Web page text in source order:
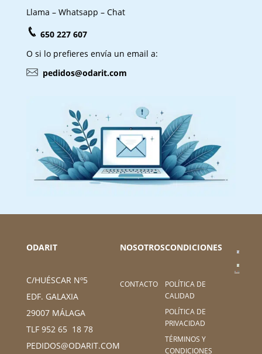
Llama – Whatsapp – Chat
650 227 607
O si lo prefieres envía un email a:
pedidos@odarit.com
ODARIT
C/HUÉSCAR Nº5
EDF. GALAXIA
29007 MÁLAGA
TLF 952 65 18 78
PEDIDOS@ODARIT.COM
NOSOTROS
CONTACTO
CONDICIONES
POLÍTICA DE
CALIDAD
POLÍTICA DE
PRIVACIDAD
TÉRMINOS Y
CONDICIONES